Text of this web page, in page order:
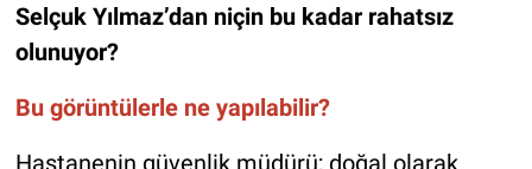
Selçuk Yılmaz’dan niçin bu kadar rahatsız
olunuyor?
Bu görüntülerle ne yapılabilir?